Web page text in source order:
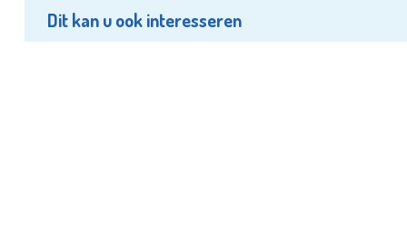
Dit kan u ook interesseren